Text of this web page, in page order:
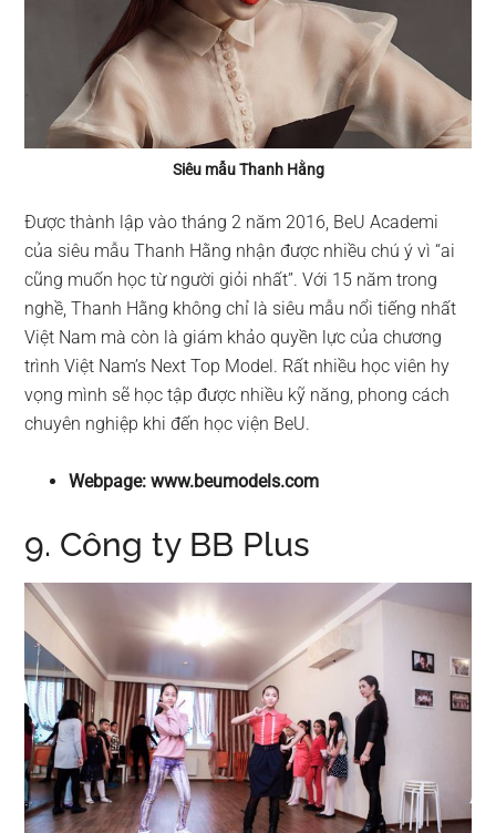
Siêu mẫu Thanh Hằng
Được thành lập vào tháng 2 năm 2016, BeU Academi
của siêu mẫu Thanh Hằng nhận được nhiều chú ý vì “ai
cũng muốn học từ người giỏi nhất”. Với 15 năm trong
nghề, Thanh Hằng không chỉ là siêu mẫu nổi tiếng nhất
Việt Nam mà còn là giám khảo quyền lực của chương
trình Việt Nam’s Next Top Model. Rất nhiều học viên hy
vọng mình sẽ học tập được nhiều kỹ năng, phong cách
chuyên nghiệp khi đến học viện BeU.
Webpage: www.beumodels.com
9. Công ty BB Plus